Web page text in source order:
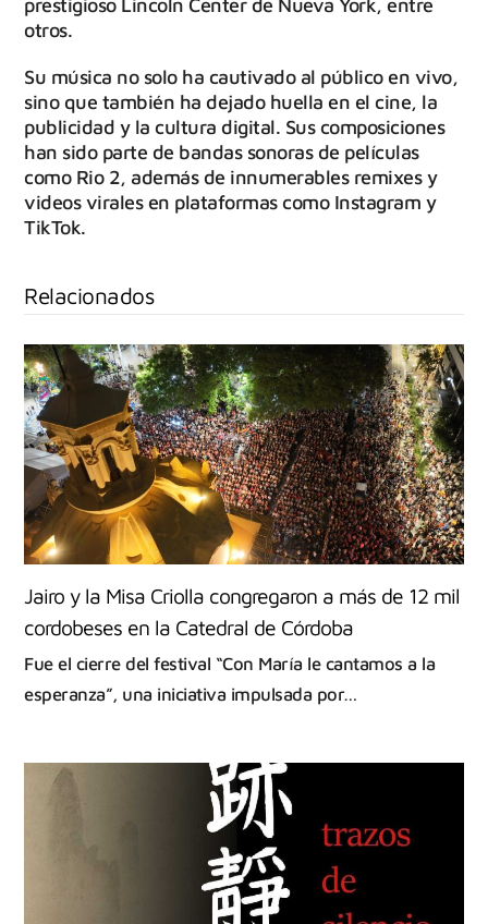
otros.
Su música no solo ha cautivado al público en vivo,
sino que también ha dejado huella en el cine, la
publicidad y la cultura digital. Sus composiciones
han sido parte de bandas sonoras de películas
como Rio 2, además de innumerables remixes y
videos virales en plataformas como Instagram y
TikTok.
Relacionados
Jairo y la Misa Criolla congregaron a más de 12 mil
cordobeses en la Catedral de Córdoba
Fue el cierre del festival “Con María le cantamos a la
esperanza”, una iniciativa impulsada por…